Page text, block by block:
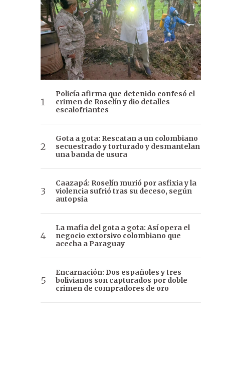
Policía afirma que detenido confesó el
crimen de Roselín y dio detalles
escalofriantes
Gota a gota: Rescatan a un colombiano
secuestrado y torturado y desmantelan
una banda de usura
Caazapá: Roselín murió por asfixia y la
violencia sufrió tras su deceso, según
autopsia
La mafia del gota a gota: Así opera el
negocio extorsivo colombiano que
acecha a Paraguay
Encarnación: Dos españoles y tres
bolivianos son capturados por doble
crimen de compradores de oro